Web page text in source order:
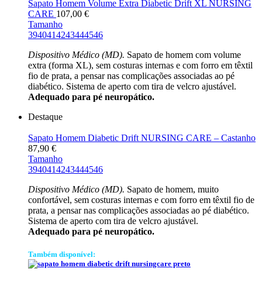
Sapato Homem Volume Extra Diabetic Drift XL NURSING
CARE 107,00 €
Tamanho
3940414243444546
Dispositivo Médico (MD). Sapato de homem com volume
extra (forma XL), sem costuras internas e com forro em têxtil
fio de prata, a pensar nas complicações associadas ao pé
diabético. Sistema de aperto com tira de velcro ajustável.
Adequado para pé neuropático.
Destaque
Sapato Homem Diabetic Drift NURSING CARE – Castanho
87,90 €
Tamanho
3940414243444546
Dispositivo Médico (MD). Sapato de homem, muito
confortável, sem costuras internas e com forro em têxtil fio de
prata, a pensar nas complicações associadas ao pé diabético.
Sistema de aperto com tira de velcro ajustável.
Adequado para pé neuropático.
Também disponível: